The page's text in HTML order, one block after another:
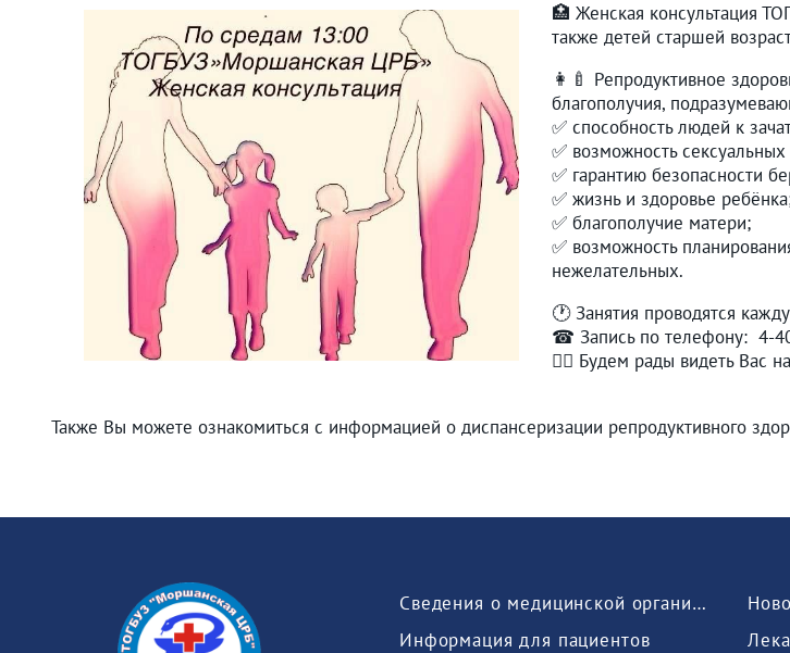
🏥 Женская консультация
также детей старшей
👩‍🍼 Репродуктивное
благополучия,
✅ способность людей к
✅ возможность
✅ гарантию безопасности
✅ жизнь и здоровье
✅ благополучие матери;
✅ возможность
нежелательных.
🕐 Занятия проводятся
☎ Запись по телефону: 4-
👩‍⚕ Будем рады видеть Вас
Также Вы можете ознакомиться с информацией о диспансеризации репродуктивного
Сведения о медицинской организации
Информация для пациентов